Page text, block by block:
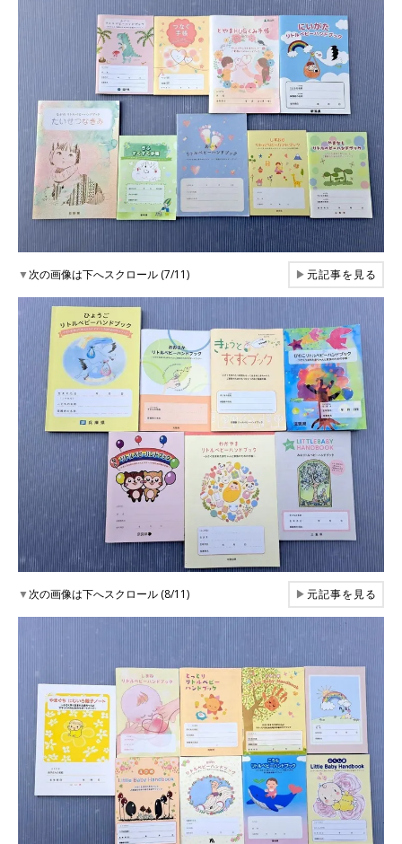
▼次の画像は下へスクロール (7/11) ▶元記事を見る
▼次の画像は下へスクロール (8/11) ▶元記事を見る